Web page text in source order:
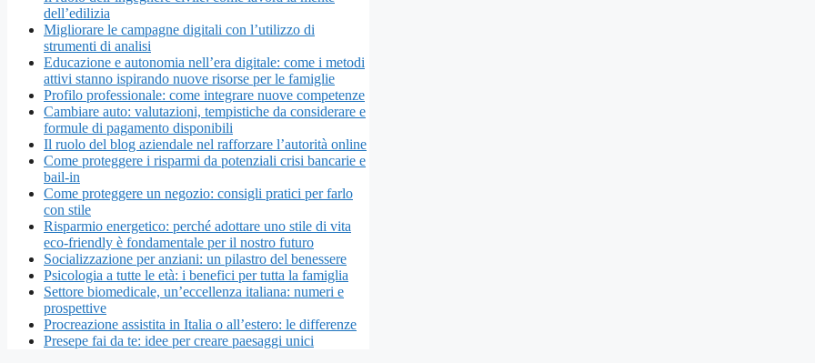
dell’edilizia
Migliorare le campagne digitali con l’utilizzo di
strumenti di analisi
Educazione e autonomia nell’era digitale: come i metodi
attivi stanno ispirando nuove risorse per le famiglie
Profilo professionale: come integrare nuove competenze
Cambiare auto: valutazioni, tempistiche da considerare e
formule di pagamento disponibili
Il ruolo del blog aziendale nel rafforzare l’autorità online
Come proteggere i risparmi da potenziali crisi bancarie e
bail-in
Come proteggere un negozio: consigli pratici per farlo
con stile
Risparmio energetico: perché adottare uno stile di vita
eco-friendly è fondamentale per il nostro futuro
Socializzazione per anziani: un pilastro del benessere
Psicologia a tutte le età: i benefici per tutta la famiglia
Settore biomedicale, un’eccellenza italiana: numeri e
prospettive
Procreazione assistita in Italia o all’estero: le differenze
Presepe fai da te: idee per creare paesaggi unici